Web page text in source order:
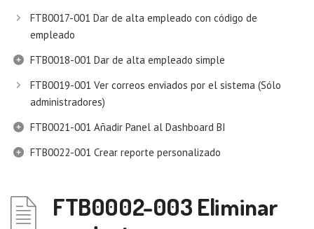
FTB0017-001 Dar de alta empleado con código de
empleado
FTB0018-001 Dar de alta empleado simple
FTB0019-001 Ver correos enviados por el sistema (Sólo
administradores)
FTB0021-001 Añadir Panel al Dashboard BI
FTB0022-001 Crear reporte personalizado
FTB0002-003 Eliminar